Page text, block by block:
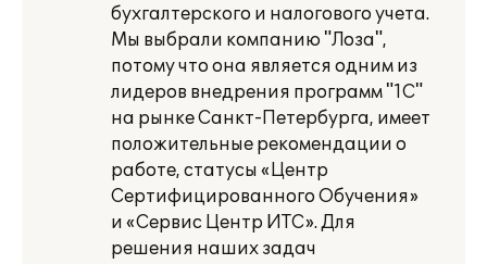
бухгалтерского и налогового учета.
Мы выбрали компанию "Лоза",
потому что она является одним из
лидеров внедрения программ "1С"
на рынке Санкт-Петербурга, имеет
положительные рекомендации о
работе, статусы «Центр
Сертифицированного Обучения»
и «Сервис Центр ИТС». Для
решения наших задач